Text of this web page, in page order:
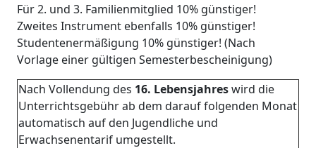
Für 2. und 3. Familienmitglied 10% günstiger!
Zweites Instrument ebenfalls 10% günstiger!
Studentenermäßigung 10% günstiger! (Nach
Vorlage einer gültigen Semesterbescheinigung)
Nach Vollendung des 16. Lebensjahreswird die
Unterrichtsgebühr ab dem darauf folgenden Monat
automatisch auf den Jugendliche und
Erwachsenentarif umgestellt.